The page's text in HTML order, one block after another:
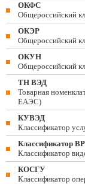
ОКФС
Общероссийский
ОКЭР
Общероссийский
ОКУН
Общероссийский
ТН ВЭД
Товарная
ЕАЭС)
КУВЭД
Классификатор
Классификатор
Классификатор
КОСГУ
Классификатор